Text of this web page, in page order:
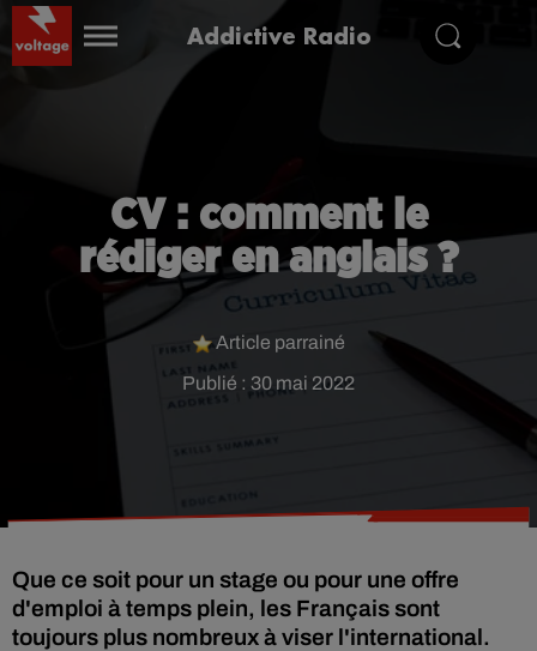
Addictive Radio
CV : comment le
rédiger en anglais ?
Publié : 30 mai 2022
Article parrainé
Que ce soit pour un stage ou pour une offre
d'emploi à temps plein, les Français sont
toujours plus nombreux à viser l'international.